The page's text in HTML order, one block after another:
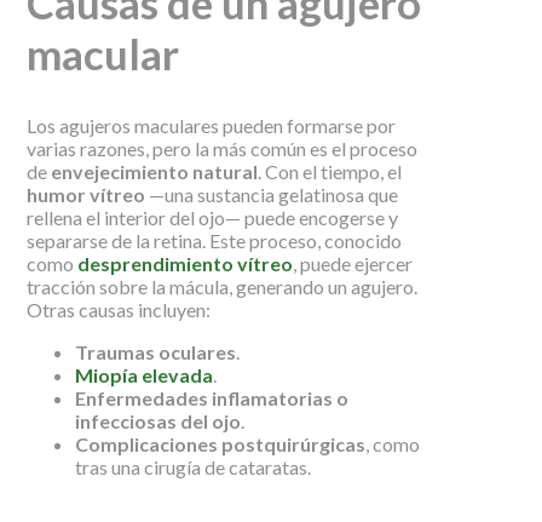
macular
Los agujeros maculares pueden formarse por
varias razones, pero la más común es el proceso
de envejecimiento natural. Con el tiempo, el
humor vítreo —una sustancia gelatinosa que
rellena el interior del ojo— puede encogerse y
separarse de la retina. Este proceso, conocido
como desprendimiento vítreo, puede ejercer
tracción sobre la mácula, generando un agujero.
Otras causas incluyen:
Traumas oculares.
Miopía elevada.
Enfermedades inflamatorias o
infecciosas del ojo.
Complicaciones postquirúrgicas, como
tras una cirugía de cataratas.